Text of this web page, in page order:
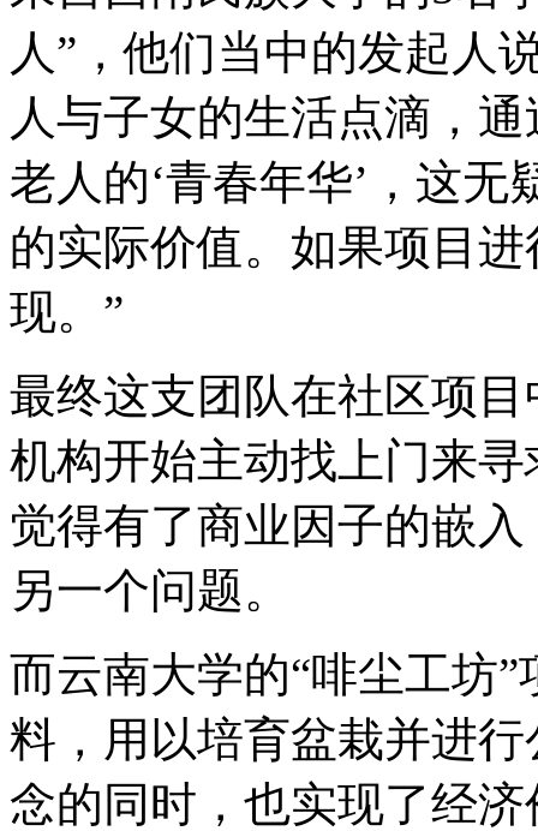
人”，他们当中的发起人
人与子女的生活点滴，
老人的‘青春年华’，这
的实际价值。如果项目
现。”
最终这支团队在社区项
机构开始主动找上门来
觉得有了商业因子的嵌
另一个问题。
而云南大学的“啡尘工坊
料，用以培育盆栽并进
念的同时，也实现了经